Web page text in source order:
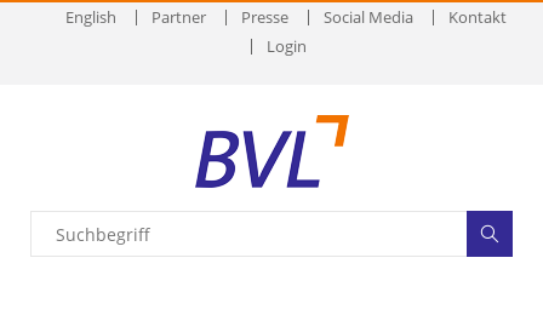
English Partner Presse Social Media
Kontakt
Login